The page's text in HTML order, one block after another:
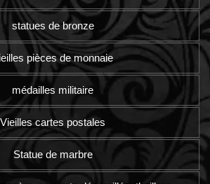
statues de bronze
pièces de monnaie
médailles militaire
Vieilles cartes postales
Statue de marbre